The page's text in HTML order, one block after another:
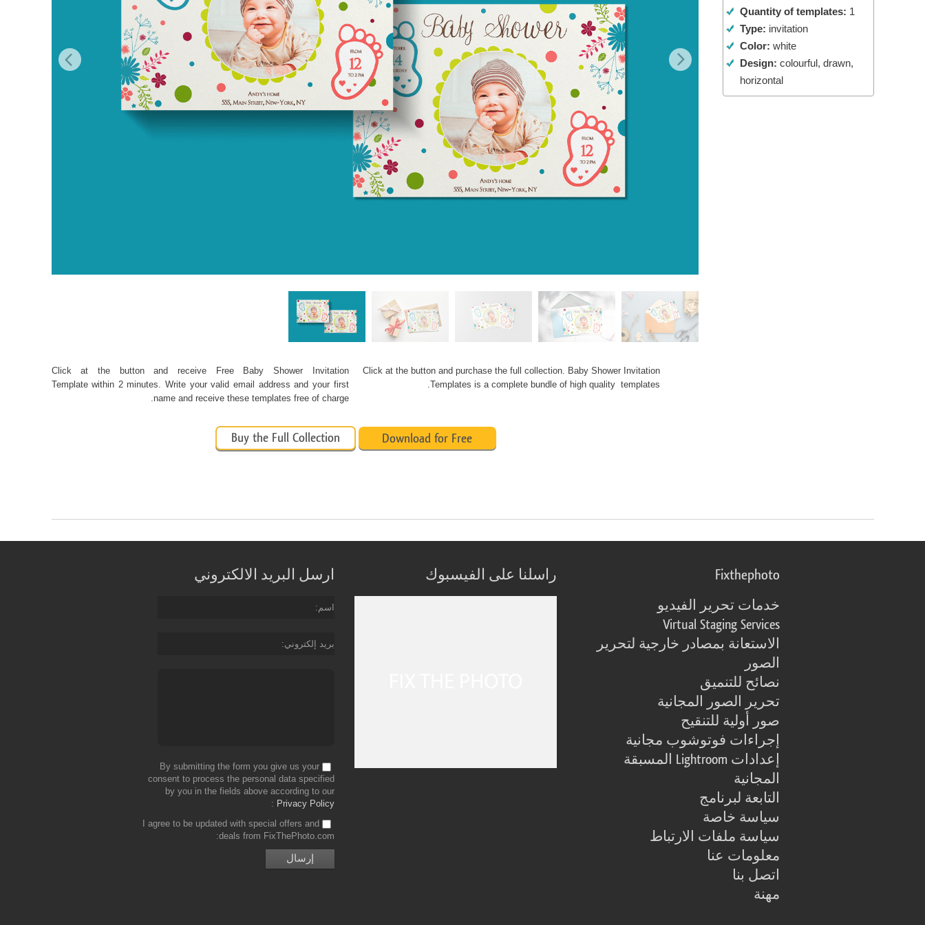
تنقيح المنتجات خدمات تنميق المجوهرات بيانات تدريب الذكاء
الاصطناعي
Video Editing Services Quantity of templates: 1
Type: invitation
Color: white
Design: colourful, drawn,
horizontal
Click at the button and receive Free Baby Shower Invitation
Template within 2 minutes. Write your valid email address and your first
name and receive these templates free of charge.
Click at the button and purchase the full collection. Baby Shower Invitation
Templates is a complete bundle of high quality templates.
Download for Free
Buy the Full Collection
ارسل البريد الالكتروني
اسم
بريد إلكتروني
By submitting the form you give us your
consent to process the personal data specified
by you in the fields above according to our
Privacy Policy
I agree to be updated with special offers and
deals from FixThePhoto.com
راسلنا على الفيسبوك Fixthephoto
خدمات تحرير الفيديو
Virtual Staging Services
الاستعانة بمصادر خارجية لتحرير
الصور
نصائح للتنميق
تحرير الصور المجانية
صور أولية للتنقيح
إجراءات فوتوشوب مجانية
إعدادات Lightroom المسبقة
المجانية
التابعة لبرنامج
سياسة خاصة
سياسة ملفات الارتباط
معلومات عنا
اتصل بنا
مهنة